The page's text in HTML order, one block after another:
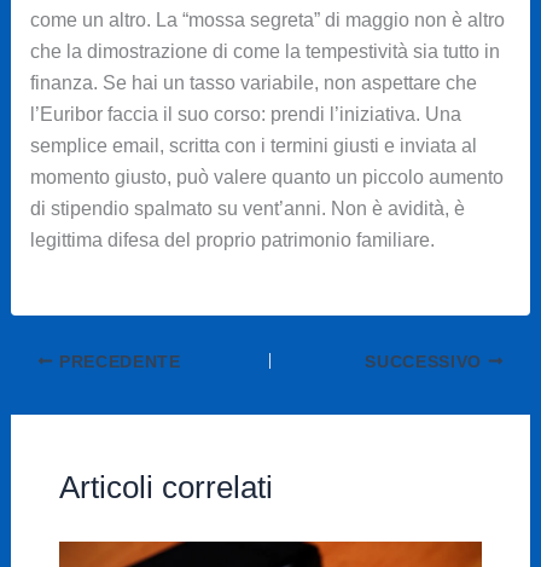
come un altro. La “mossa segreta” di maggio non è altro
che la dimostrazione di come la tempestività sia tutto in
finanza. Se hai un tasso variabile, non aspettare che
l’Euribor faccia il suo corso: prendi l’iniziativa. Una
semplice email, scritta con i termini giusti e inviata al
momento giusto, può valere quanto un piccolo aumento
di stipendio spalmato su vent’anni. Non è avidità, è
legittima difesa del proprio patrimonio familiare.
PRECEDENTE SUCCESSIVO
Articoli correlati